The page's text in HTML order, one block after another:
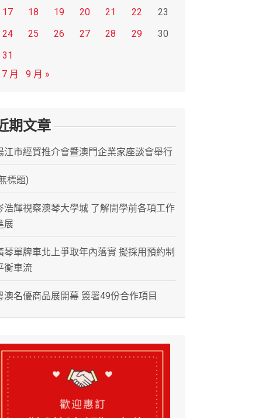
17
18 19 20 21 22
23
24
25 26 27 28 29
30
31
月
9 月 »
期文章
江市經貿推介會暨澳門企業家座談會舉行
標題)
浩輝視察澳琴大學城 了解開學前各項工作
展
琴單牌車北上爭取年內落實 擬採用預約制
衡車流
澳名優商品展開幕 簽署49份合作項目